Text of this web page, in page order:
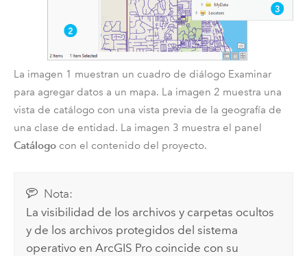
La imagen 1 muestran un cuadro de diálogo Examinar
para agregar datos a un mapa. La imagen 2 muestra una
vista de catálogo con una vista previa de la geografía de
una clase de entidad. La imagen 3 muestra el panel
Catálogocon el contenido del proyecto.
Nota:
La visibilidad de los archivos y carpetas ocultos
y de los archivos protegidos del sistema
operativo enArcGIS Pro coincide con su